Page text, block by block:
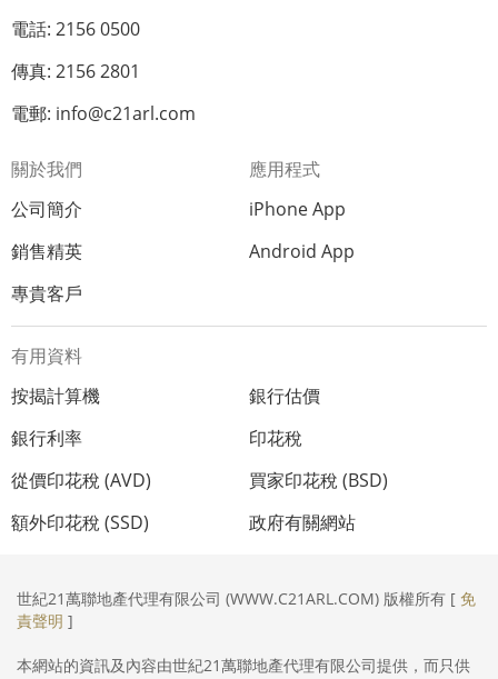
電話: 2156 0500
傳真: 2156 2801
電郵: info@c21arl.com
關於我們
公司簡介
銷售精英
專貴客戶
應用程式
iPhone App
Android App
有用資料
按揭計算機
銀行估價
銀行利率
印花稅
從價印花稅 (AVD)
買家印花稅 (BSD)
額外印花稅 (SSD)
政府有關網站
世紀21萬聯地產代理有限公司 (WWW.C21ARL.COM) 版權所有 [ 免
責聲明 ]
本網站的資訊及內容由世紀21萬聯地產代理有限公司提供，而只供